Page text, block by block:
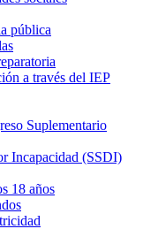
pública
a través del IEP
Suplementario
Incapacidad (SSDI)
18 años